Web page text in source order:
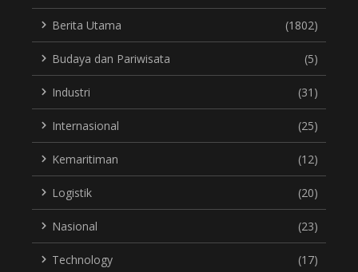
Berita Utama (1802)
Budaya dan Pariwisata (5)
Industri (31)
Internasional (25)
Kemaritiman (12)
Logistik (20)
Nasional (23)
Technology (17)